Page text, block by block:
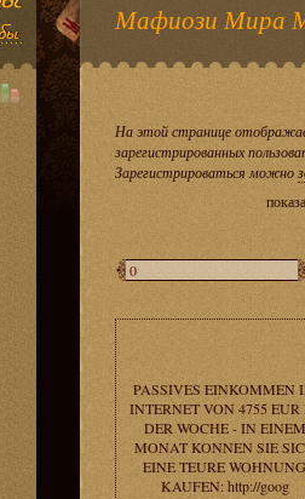
Мафиози Мира
На этой странице
зарегистрированных
Зарегистрироваться можно
PASSIVES EINKOMMEN
INTERNET VON 4755 EUR
DER WOCHE - IN EINEM
MONAT KONNEN SIE
EINE TEURE WOHNUNG
KAUFEN: http://goog